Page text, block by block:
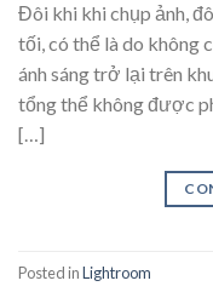
Đôi khi khi chụp ảnh,
tối, có thể là do không
ánh sáng trở lại trên
tổng thể không được
[…]
Posted inLightroom